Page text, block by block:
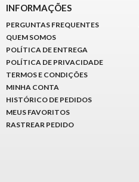
INFORMAÇÕES
PERGUNTAS FREQUENTES
QUEM SOMOS
POLÍTICA DE ENTREGA
POLÍTICA DE PRIVACIDADE
TERMOS E CONDIÇÕES
MINHA CONTA
HISTÓRICO DE PEDIDOS
MEUS FAVORITOS
RASTREAR PEDIDO